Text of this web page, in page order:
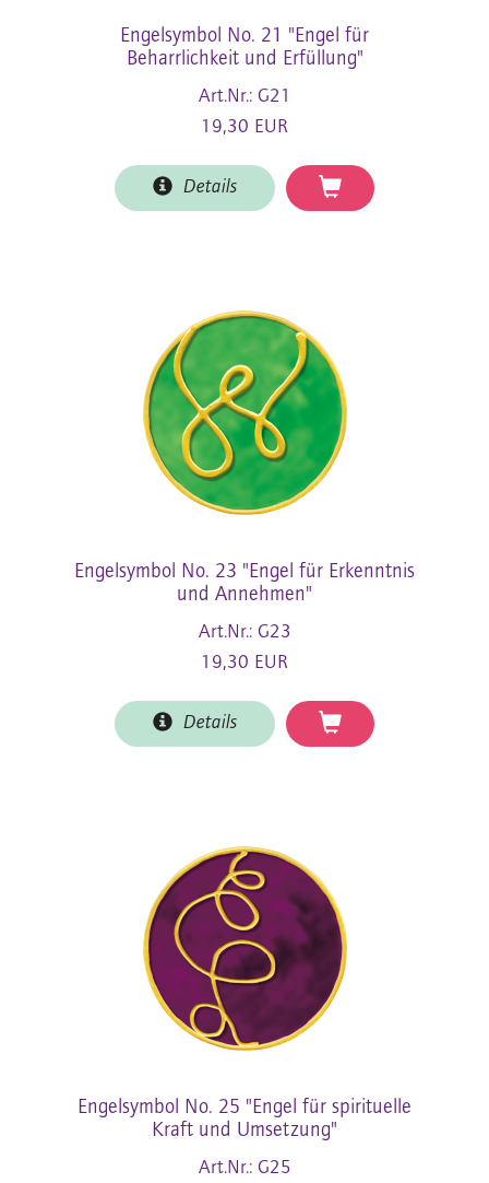
Engelsymbol No. 21 "Engel für
Beharrlichkeit und Erfüllung"
Art.Nr.: G21
19,30 EUR
Details
Engelsymbol No. 23 "Engel für Erkenntnis
und Annehmen"
Art.Nr.: G23
19,30 EUR
Details
Engelsymbol No. 25 "Engel für spirituelle
Kraft und Umsetzung"
Art.Nr.: G25